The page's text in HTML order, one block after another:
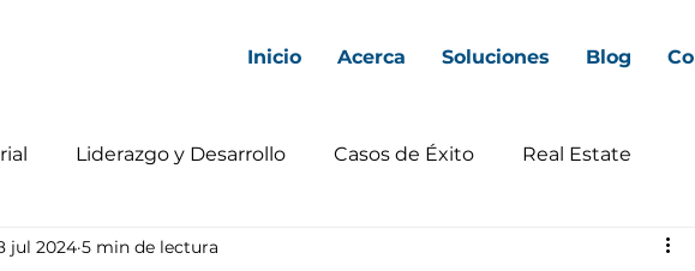
Inicio Acerca Soluciones Blog
Liderazgo y Desarrollo Casos de Éxito Real Estate
jul 2024 5 min de lectura